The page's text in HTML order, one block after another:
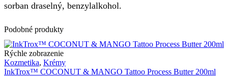
sorban draselný, benzylalkohol.
Podobné produkty
Rýchle zobrazenie
Kozmetika, Krémy
InkTrox™ COCONUT & MANGO Tattoo Process Butter 200ml